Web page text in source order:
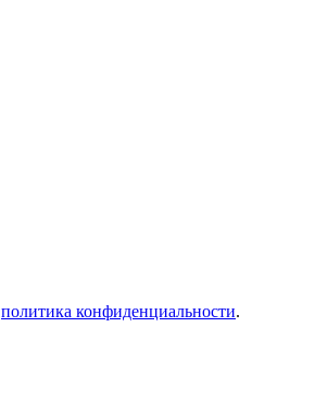
политика конфиденциальности.